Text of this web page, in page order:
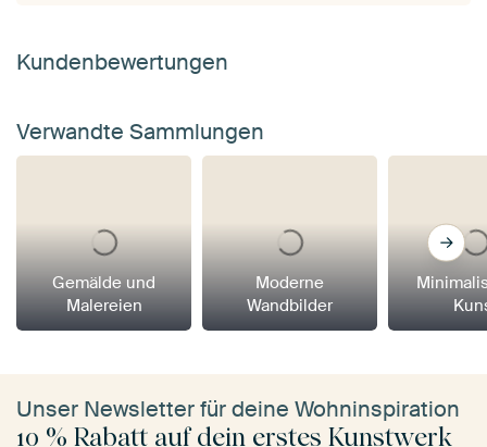
Kundenbewertungen
Verwandte Sammlungen
Gemälde und
Malereien
Moderne
Wandbilder
Unser Newsletter für deine Wohninspiration
10 % Rabatt auf dein erstes Kunstwerk